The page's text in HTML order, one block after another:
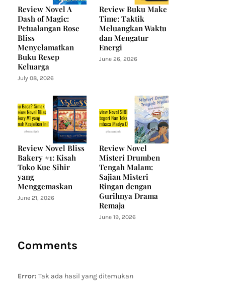
Review Novel A
Dash of Magic:
Petualangan Rose
Bliss
Menyelamatkan
Buku Resep
Keluarga
July 08, 2026
Review Buku Make
Time: Taktik
Meluangkan Waktu
dan Mengatur
Energi
June 26, 2026
Review Novel Bliss
Bakery #1: Kisah
Toko Kue Sihir
yang
Menggemaskan
June 21, 2026
Review Novel
Misteri Drumben
Tengah Malam:
Sajian Misteri
Ringan dengan
Gurihnya Drama
Remaja
June 19, 2026
Comments
Error: Tak ada hasil yang ditemukan